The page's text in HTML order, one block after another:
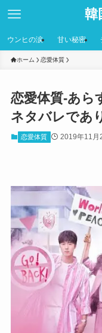
韓
ウンヒの涙 甘い秘密
ホーム 恋愛体質
恋愛体質-あら
ネタバレであ
恋愛体質 2019年11月